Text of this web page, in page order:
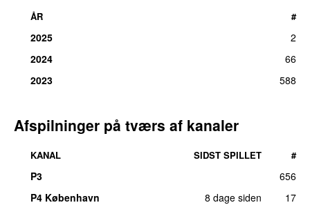
ÅR #
2025
2
2024
66
2023
588
Afspilninger på tværs af kanaler
KANAL SIDST SPILLET #
P3
656
P4 København
8 dage siden
17